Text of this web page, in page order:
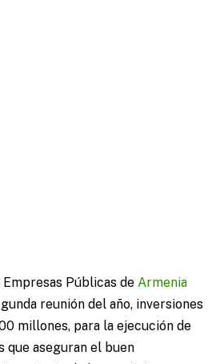
Empresas Públicas de Armenia
reunión del año, inversiones
millones, para la ejecución de
aseguran el buen